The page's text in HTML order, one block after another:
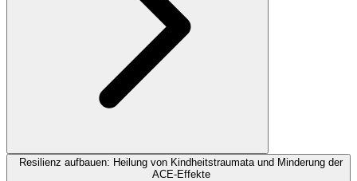
Resilienz aufbauen: Heilung von Kindheitstraumata und Minderung der
ACE-Effekte